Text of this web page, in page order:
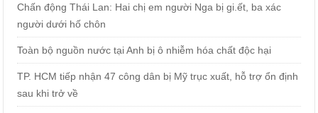
Chấn động Thái Lan: Hai chị em người Nga bị gi.ết, ba xác
người dưới hố chôn
Toàn bộ nguồn nước tại Anh bị ô nhiễm hóa chất độc hại
TP. HCM tiếp nhận 47 công dân bị Mỹ trục xuất, hỗ trợ ổn định
sau khi trở về